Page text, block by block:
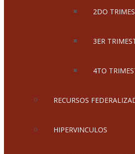
2DO
3ER
4TO
RECURSOS
HIPERVINCULOS